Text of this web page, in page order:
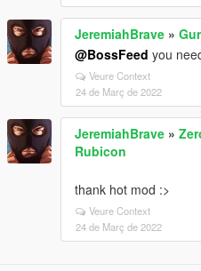
JeremiahBrave »
@BossFeed you
Veure Context
24 de Març de 2022
JeremiahBrave »
Rubicon
thank hot mod :>
Veure Context
24 de Març de 2022